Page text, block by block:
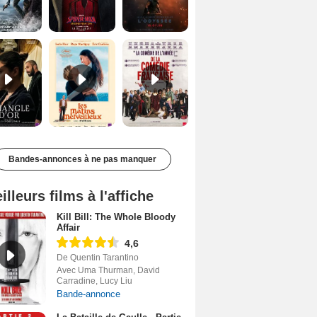
Le Triangle d'or Bande-annonce VF De la Comédie-Française Teaser VF
Bandes-annonces à ne pas manquer
films à l'affiche
Kill Bill: The Whole Bloody
Affair
4,6
De Quentin Tarantino
Avec Uma Thurman, David
Carradine, Lucy Liu
Bande-annonce